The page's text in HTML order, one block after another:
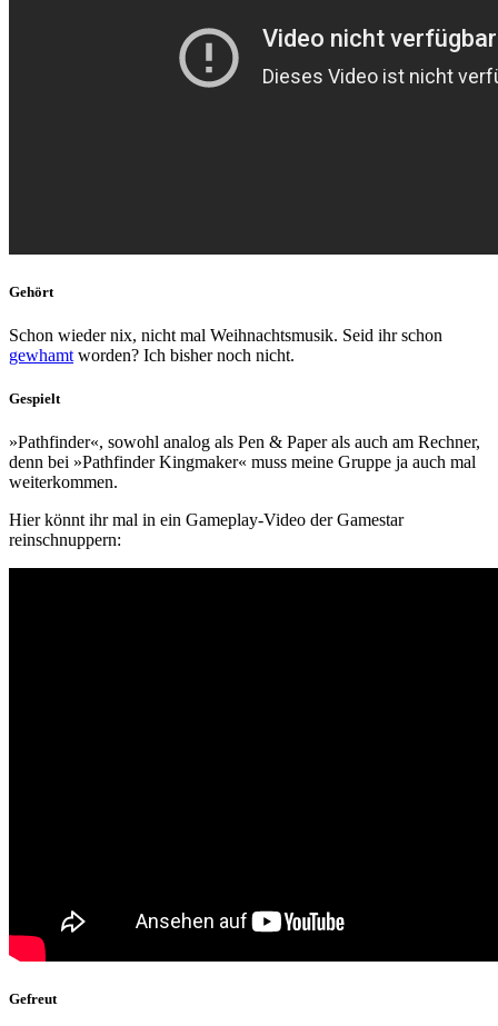
Gehört
Schon wieder nix, nicht mal Weihnachtsmusik. Seid ihr schon
gewhamt worden? Ich bisher noch nicht.
Gespielt
»Pathfinder«, sowohl analog als Pen & Paper als auch am Rechner,
denn bei »Pathfinder Kingmaker« muss meine Gruppe ja auch mal
weiterkommen.
Hier könnt ihr mal in ein Gameplay-Video der Gamestar
reinschnuppern:
Gefreut